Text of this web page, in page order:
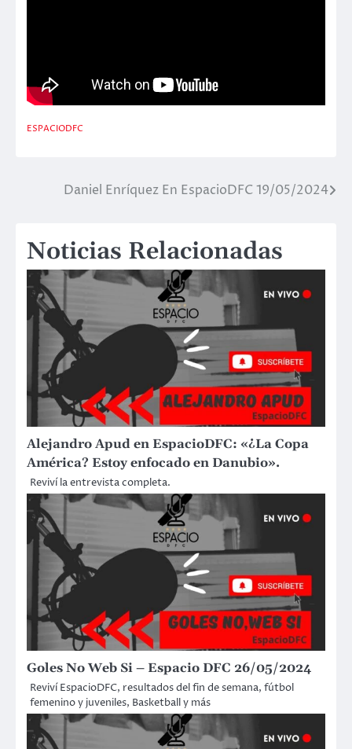
ESPACIODFC
Navegación
entradas
Daniel Enríquez En EspacioDFC 19/05/2024
Noticias Relacionadas
Alejandro Apud en EspacioDFC: «¿La Copa
América? Estoy enfocado en Danubio».
Reviví la entrevista completa.
Goles No Web Si – Espacio DFC 26/05/2024
Reviví EspacioDFC, resultados del fin de semana, fútbol
femenino y juveniles, Basketball y más